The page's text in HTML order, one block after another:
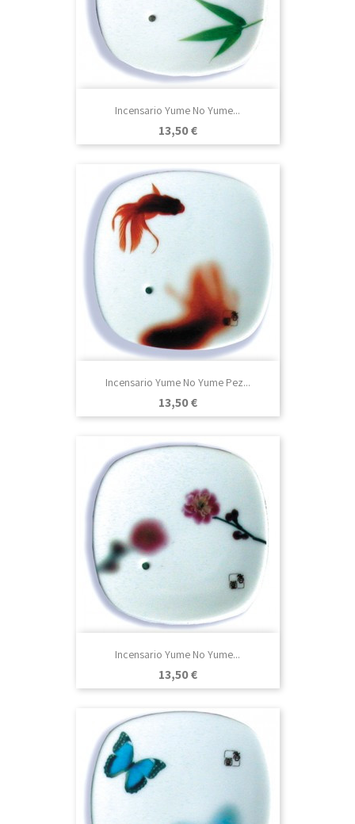
Incensario Yume No Yume...
Precio
13,50 €
Incensario Yume No Yume Pez...
Precio
13,50 €
Incensario Yume No Yume...
Precio
13,50 €